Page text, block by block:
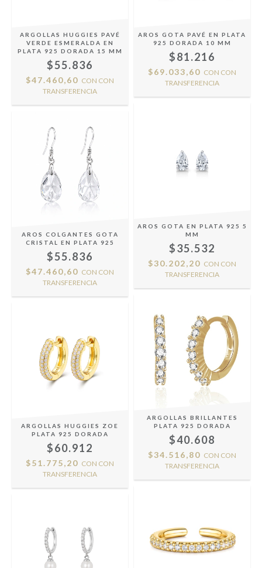
ARGOLLAS HUGGIES PAVÉ
VERDE ESMERALDA EN
PLATA 925 DORADA 15 MM
$55.836
$47.460,60 CON CON
TRANSFERENCIA
AROS GOTA PAVÉ EN PLATA
925 DORADA 10 MM
$81.216
$69.033,60 CON CON
TRANSFERENCIA
AROS COLGANTES GOTA
CRISTAL EN PLATA 925
$55.836
$47.460,60 CON CON
TRANSFERENCIA
AROS GOTA EN PLATA 925 5
MM
$35.532
$30.202,20 CON CON
TRANSFERENCIA
ARGOLLAS HUGGIES ZOE
PLATA 925 DORADA
$60.912
$51.775,20 CON CON
TRANSFERENCIA
ARGOLLAS BRILLANTES
PLATA 925 DORADA
$40.608
$34.516,80 CON CON
TRANSFERENCIA